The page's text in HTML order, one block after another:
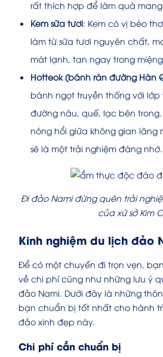
rất thích hợp để làm quà
Kem sữa tươi: Kem có vị béo
làm từ sữa tươi nguyên chất,
mát lạnh, tan ngay trong
Hotteok (bánh rán đường Hàn
bánh ngọt truyền thống với lớp
đường nâu, quế, lạc bên
nóng hổi giữa không gian lãng
sẽ là một trải nghiệm đáng nhớ.
Đi đảo Nami đừng quên trải
của xứ sở Kim
Kinh nghiệm du lịch đảo
Để có một chuyến đi trọn vẹn,
về chi phí cũng như những lưu ý
đảo Nami. Dưới đây là những
bạn chuẩn bị tốt nhất cho hành
đảo xinh đẹp này.
Chi phí cần chuẩn bị